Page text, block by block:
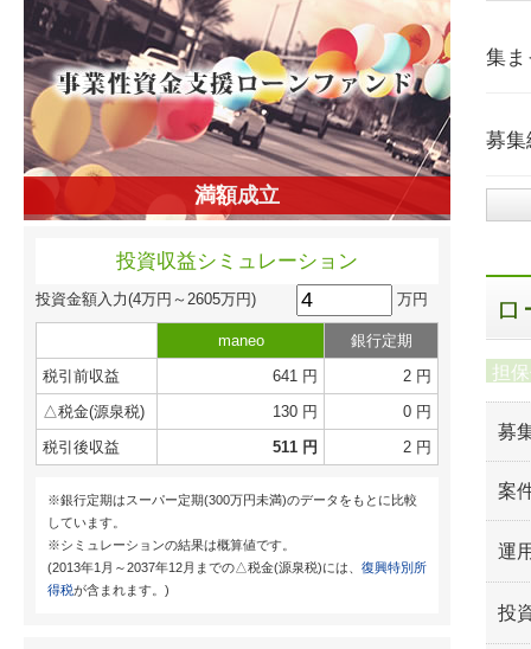
満額成立
投資収益シミュレーション
投資金額入力(4万円～2605万円) 万円
maneo
銀行定期
税引前収益
641 円
2 円
△税金(源泉税)
130 円
0 円
税引後収益
511 円 2 円
※銀行定期はスーパー定期(300万円未満)のデータをもとに比較
しています。
※シミュレーションの結果は概算値です。
(2013年1月～2037年12月までの△税金(源泉税)には、 復興特別所
得税が含まれます。)
集ま
募集
担
募
案
運
投